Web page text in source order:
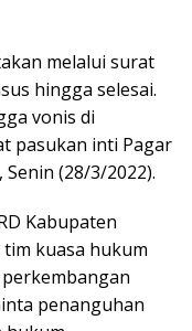
melalui surat
hingga selesai.
vonis di
pasukan inti Pagar
(28/3/2022).
Kabupaten
kuasa hukum
penanguhan